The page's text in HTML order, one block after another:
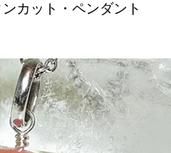
カット・ペンダント